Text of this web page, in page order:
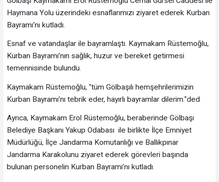
Haymana Yolu üzerindeki esnaflarımızı ziyaret ederek Kurban
Bayramı’nı kutladı.
Esnaf ve vatandaşlar ile bayramlaştı. Kaymakam Rüstemoğlu,
Kurban Bayramı’nın sağlık, huzur ve bereket getirmesi
temennisinde bulundu.
Kaymakam Rüstemoğlu, "tüm Gölbaşılı hemşehrilerimizin
Kurban Bayramı’nı tebrik eder, hayırlı bayramlar dilerim."ded
Ayrıca, Kaymakam Erol Rüstemoğlu, beraberinde Gölbaşı
Belediye Başkanı Yakup Odabası ile birlikte İlçe Emniyet
Müdürlüğü, İlçe Jandarma Komutanlığı ve Ballıkpınar
Jandarma Karakolunu ziyaret ederek görevleri başında
bulunan personelin Kurban Bayramı’nı kutladı.